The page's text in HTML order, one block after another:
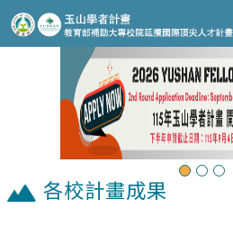
跳至主要內容區
Previous
各校計畫成果